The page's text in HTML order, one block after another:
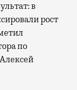
в
рост
по